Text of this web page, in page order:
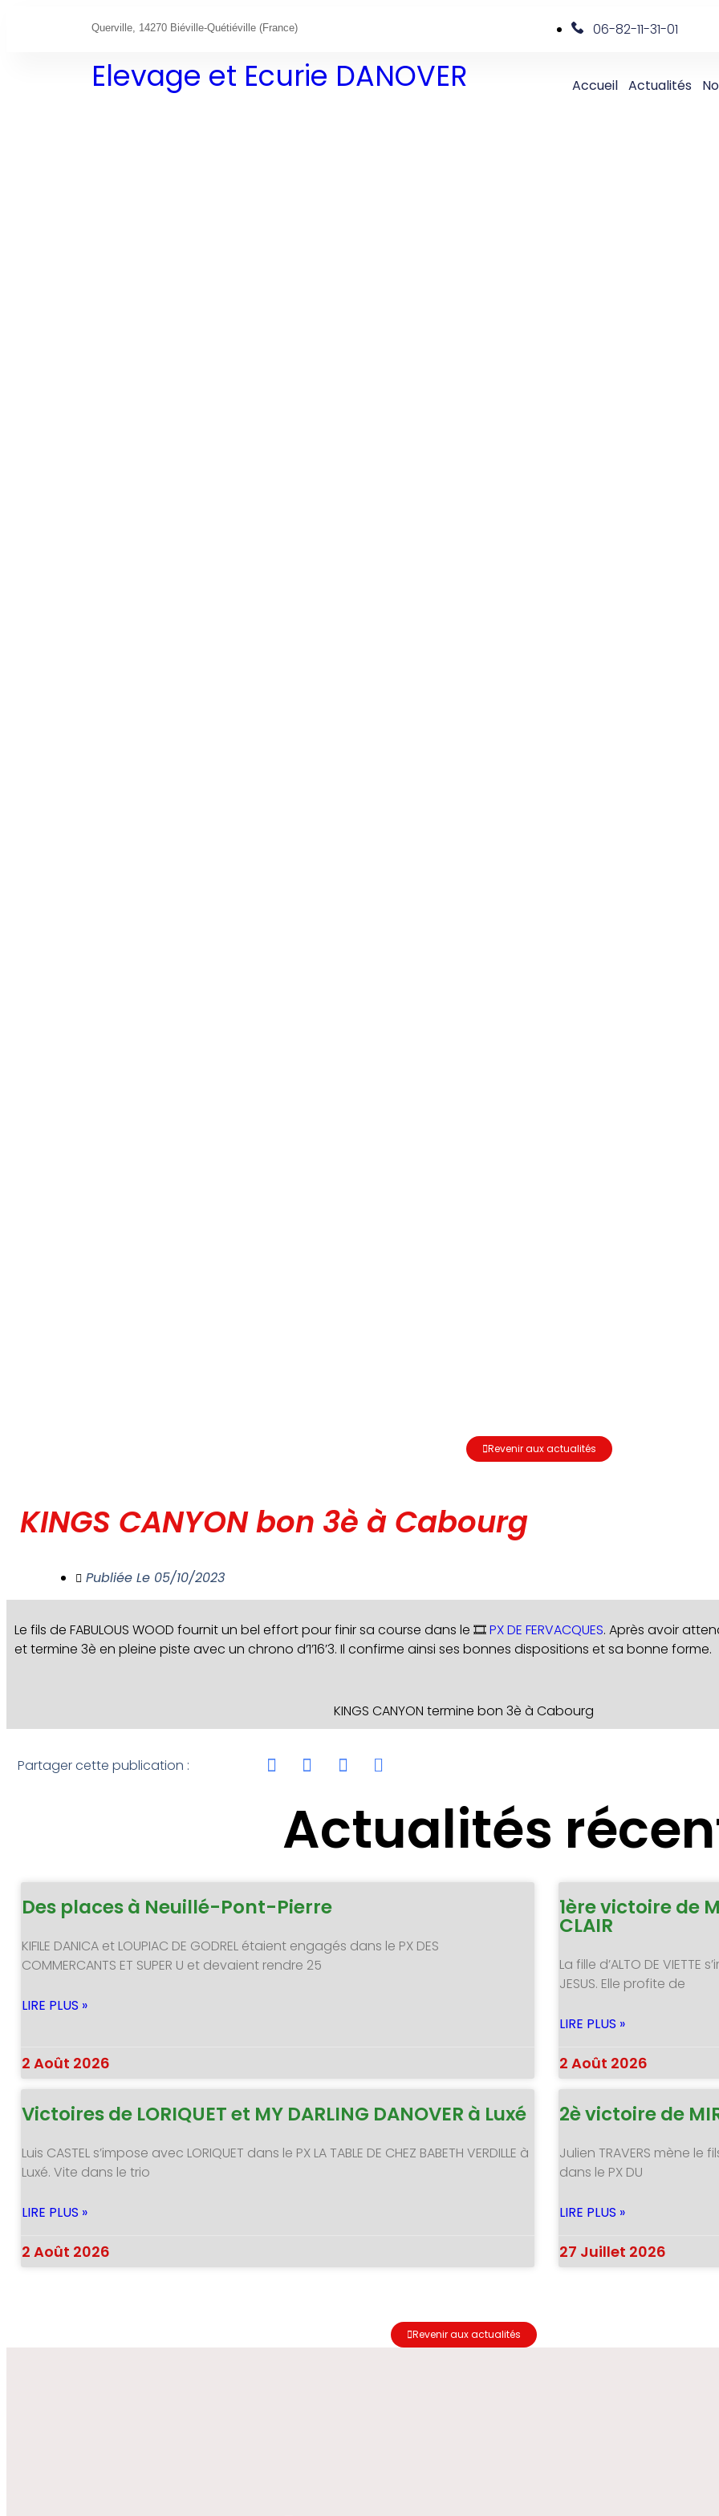
Querville, 14270 Biéville-Quétiéville (France) 06-82-11-31-01
Elevage et Ecurie DANOVER Accueil Actualités
Revenir aux actualités
KINGS CANYON bon 3è à Cabourg
Publiée Le 05/10/2023
Le fils de FABULOUS WOOD fournit un bel effort pour finir sa course dans le 🎞️PX DE FERVACQUES. Après avoir
et termine 3è en pleine piste avec un chrono d’1’16’3. Il confirme ainsi ses bonnes dispositions et sa bonne forme.
KINGS CANYON termine bon 3è à Cabourg
Partager cette publication :
Actualités
Des places à Neuillé-Pont-Pierre
KIFILE DANICA et LOUPIAC DE GODREL étaient engagés dans le PX DES
COMMERCANTS ET SUPER U et devaient rendre 25
LIRE PLUS »
2 Août 2026
1ère victoire de
CLAIR
La fille d’ALTO DE VIETTE
JESUS. Elle profite de
LIRE PLUS »
2 Août 2026
Victoires de LORIQUET et MY DARLING DANOVER à Luxé
Luis CASTEL s’impose avec LORIQUET dans le PX LA TABLE DE CHEZ BABETH VERDILLE à
Luxé. Vite dans le trio
LIRE PLUS »
2 Août 2026
2è victoire de
Julien TRAVERS mène le
dans le PX DU
LIRE PLUS »
27 Juillet 2026
Revenir aux actualités